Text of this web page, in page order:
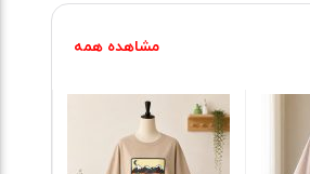
مشاهده همه